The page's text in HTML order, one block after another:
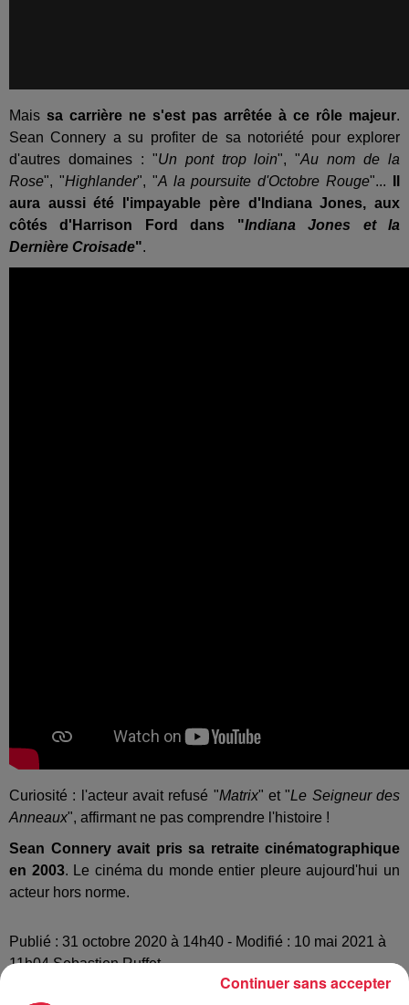
Mais sa carrière ne s'est pas arrêtée à ce rôle majeur.
Sean Connery a su profiter de sa notoriété pour explorer
d'autres domaines : "Un pont trop loin", "Au nom de la
Rose", "Highlander", "A la poursuite d'Octobre Rouge"...
aura aussi été l'impayable père d'Indiana Jones, aux
côtés d'Harrison Ford dans "Indiana Jones et la
Dernière Croisade".
Curiosité : l'acteur avait refusé "Matrix" et "Le Seigneur des
Anneaux", affirmant ne pas comprendre l'histoire !
Sean Connery avait pris sa retraite cinématographique
en 2003. Le cinéma du monde entier pleure aujourd'hui un
acteur hors norme.
Publié : 31 octobre 2020 à 14h40 - Modifié : 10 mai 2021 à
11h04 Sebastien Ruffet
Continuer sans accepter